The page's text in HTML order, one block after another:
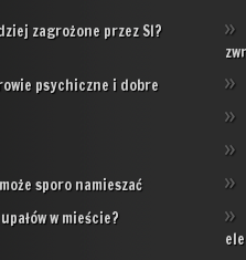
zagrożone przez SI?
psychiczne i dobre
sporo namieszać
w mieście?